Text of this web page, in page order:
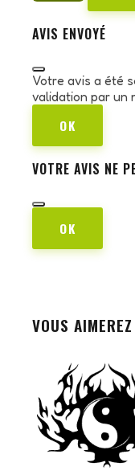
AVIS ENVOYÉ
Votre avis a été
validation par un
OK
VOTRE AVIS NE
OK
VOUS